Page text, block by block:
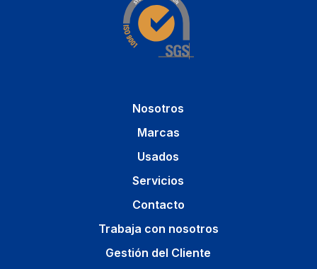
Nosotros
Marcas
Usados
Servicios
Contacto
Trabaja con nosotros
Gestión del Cliente